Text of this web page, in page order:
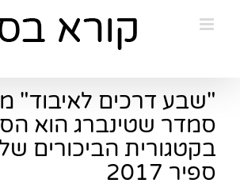
"שבע דרכים לאיבוד"
סמדר שטינברג הוא
בקטגורית הביכורים
ספיר 2017